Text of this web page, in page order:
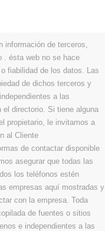
información de terceros,
. ésta web no se hace
fiabilidad de los datos. Las
de dichos terceros y
a las
directorio. Si tiene alguna
propietario, le invitamos a
al Cliente
de contactar disponible
asegurar que todas las
los teléfonos estén
empresas aquí mostradas y
con la empresa. Toda
de fuentes o sitios
e independientes a las